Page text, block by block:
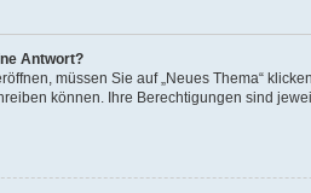
Antwort?
müssen Sie auf „Neues Thema“
können. Ihre Berechtigungen sind